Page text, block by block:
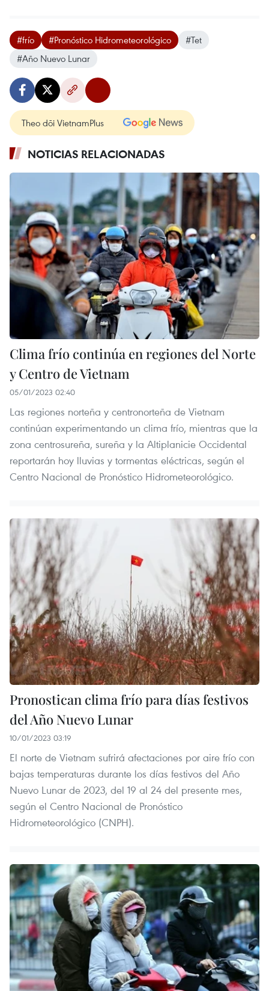
#frío #Pronóstico Hidrometeorológico
#Tet
#Año Nuevo Lunar
Theo dõi VietnamPlus
NOTICIAS RELACIONADAS
Clima frío continúa en regiones del Norte
y Centro de Vietnam
05/01/2023 02:40
Las regiones norteña y centronorteña de Vietnam
continúan experimentando un clima frío, mientras que la
zona centrosureña, sureña y la Altiplanicie Occidental
reportarán hoy lluvias y tormentas eléctricas, según el
Centro Nacional de Pronóstico Hidrometeorológico.
Pronostican clima frío para días festivos
del Año Nuevo Lunar
10/01/2023 03:19
El norte de Vietnam sufrirá afectaciones por aire frío con
bajas temperaturas durante los días festivos del Año
Nuevo Lunar de 2023, del 19 al 24 del presente mes,
según el Centro Nacional de Pronóstico
Hidrometeorológico (CNPH).